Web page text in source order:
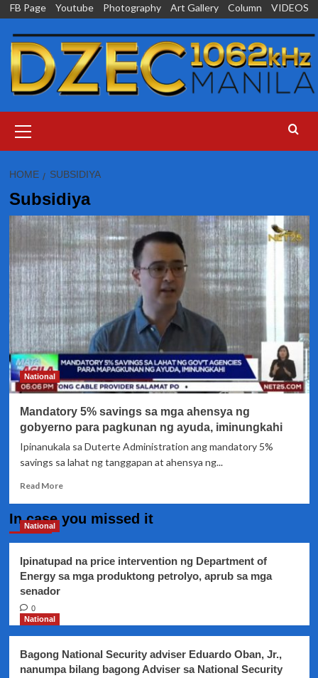
Skip
content
FB Page Youtube Photography Art Gallery Column VIDEOS
Menu
HOME SUBSIDIYA
Subsidiya
National
Mandatory 5% savings sa mga ahensya ng
gobyerno para pagkunan ng ayuda, iminungkahi
Ipinanukala sa Duterte Administration ang mandatory 5%
savings sa lahat ng tanggapan at ahensya ng...
Read MoreRead
Mandatory
sa
mga
ng
ayuda,
In case you missed it
National
Ipinatupad na price intervention ng Department of
Energy sa mga produktong petrolyo, aprub sa mga
senador
0
National
Bagong National Security adviser Eduardo Oban, Jr.,
nanumpa bilang bagong Adviser sa National Security